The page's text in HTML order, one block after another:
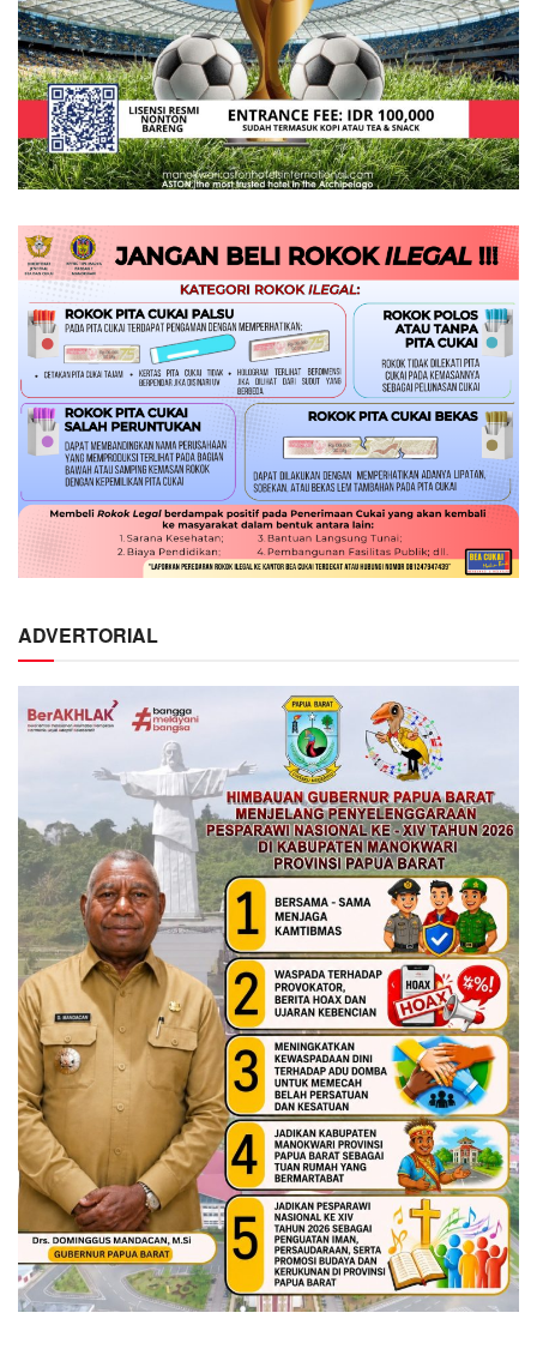
ADVERTORIAL